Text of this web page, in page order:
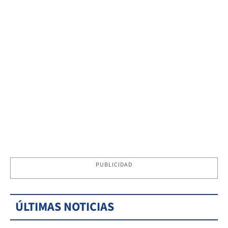
PUBLICIDAD
ÚLTIMAS NOTICIAS